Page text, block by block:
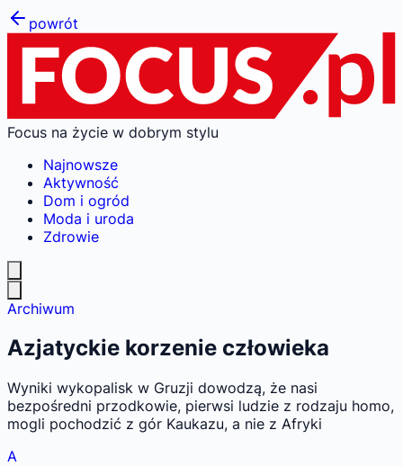
powrót
Focus na życie w dobrym stylu
Najnowsze
Aktywność
Dom i ogród
Moda i uroda
Zdrowie
Archiwum
Azjatyckie korzenie człowieka
Wyniki wykopalisk w Gruzji dowodzą, że nasi
bezpośredni przodkowie, pierwsi ludzie z rodzaju homo,
mogli pochodzić z gór Kaukazu, a nie z Afryki
A